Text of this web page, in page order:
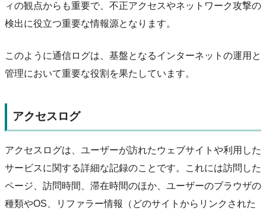
ィの観点からも重要で、不正アクセスやネットワーク攻撃の
検出に役立つ重要な情報源となります。
このように通信ログは、基盤となるインターネットの運用と
管理において重要な役割を果たしています。
アクセスログ
アクセスログは、ユーザーが訪れたウェブサイトや利用した
サービスに関する詳細な記録のことです。これには訪問した
ページ、訪問時間、滞在時間のほか、ユーザーのブラウザの
種類やOS、リファラー情報（どのサイトからリンクされた